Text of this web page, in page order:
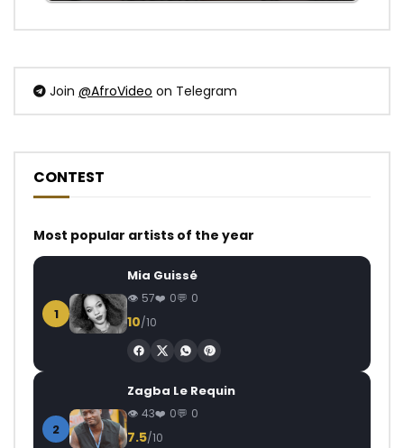
Join @AfroVideo on Telegram
CONTEST
Most popular artists of the year
1
Mia Guissé
57 0 0
10/10
2
Zagba Le Requin
43 0 0
7.5/10